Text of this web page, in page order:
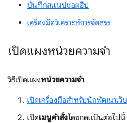
บันทึกสแนปชอตฮีป
เครื่องมือวิเคราะห์การจัดสรร
เปิดแผงหน่วยความจำ
วิธีเปิดแผงหน่วยความจำ
เปิดเครื่องมือสำหรับนักพัฒนาเว็บ
เปิดเมนูคำสั่งโดยกดแป้นต่อไปนี้